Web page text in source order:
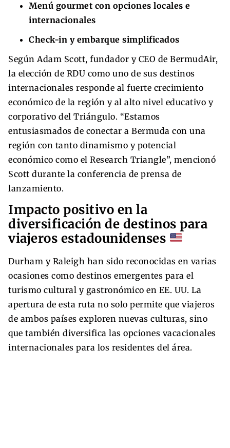
Menú gourmet con opciones locales e
internacionales
Check-in y embarque simplificados
Según Adam Scott, fundador y CEO de BermudAir,
la elección de RDU como uno de sus destinos
internacionales responde al fuerte crecimiento
económico de la región y al alto nivel educativo y
corporativo del Triángulo. “Estamos
entusiasmados de conectar a Bermuda con una
región con tanto dinamismo y potencial
económico como el Research Triangle”, mencionó
Scott durante la conferencia de prensa de
lanzamiento.
Impacto positivo en la
diversificación de destinos para
viajeros estadounidenses
Durham y Raleigh han sido reconocidas en varias
ocasiones como destinos emergentes para el
turismo cultural y gastronómico en EE. UU. La
apertura de esta ruta no solo permite que viajeros
de ambos países exploren nuevas culturas, sino
que también diversifica las opciones vacacionales
internacionales para los residentes del área.